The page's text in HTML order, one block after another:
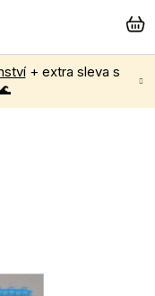
+ extra sleva s